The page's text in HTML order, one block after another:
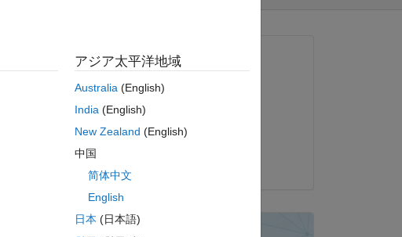
0 投票
via a
same
to get
質問済み:
2019 年 4 月 4 日
編集済み:
アジア太平洋地域
Australia(English)
India(English)
New Zealand (English)
中国
简体中文
English
日本 (日本語)